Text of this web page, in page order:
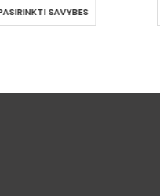
PASIRINKTI SAVYBES